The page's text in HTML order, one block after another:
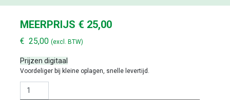
MEERPRIJS € 25,00
€ 25,00 (excl. BTW)
Prijzen digitaal
Voordeliger bij kleine oplagen, snelle levertijd.
MEERPRIJS € 25,00 AANTAL